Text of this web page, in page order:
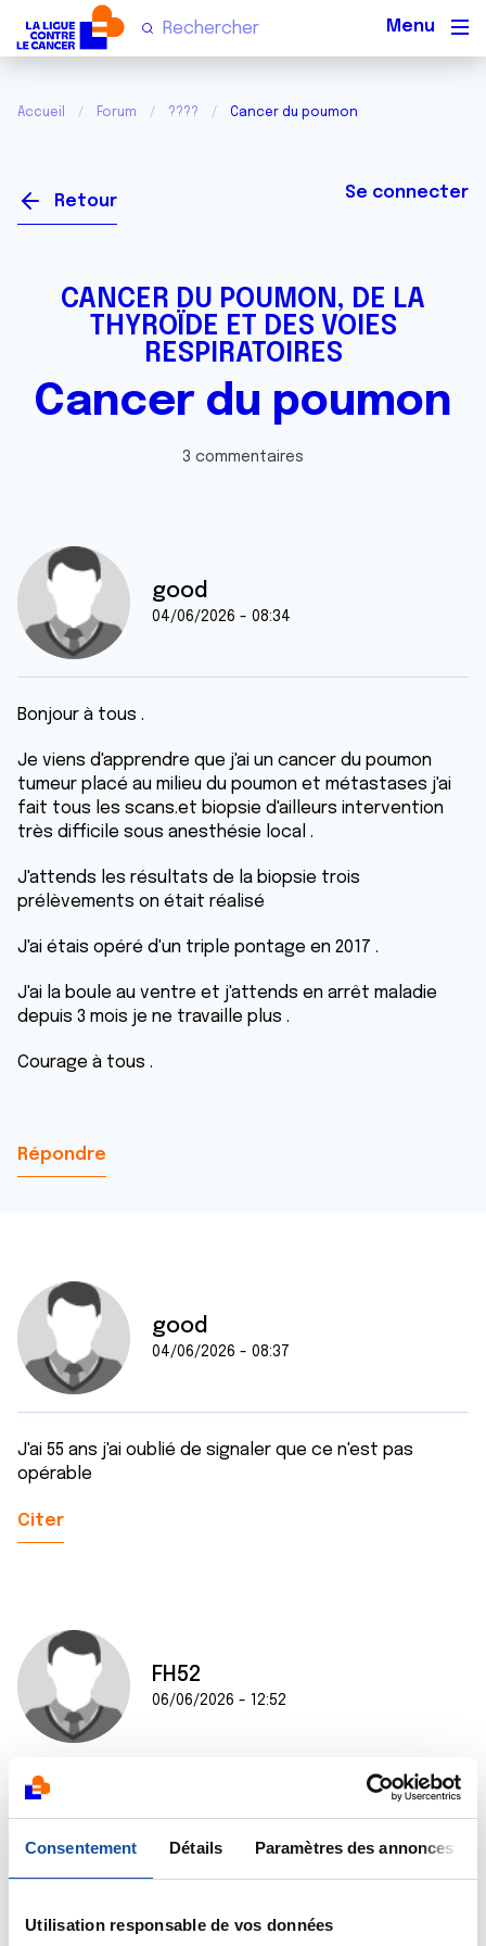
Consentement Détails Paramètres des annonces
Utilisation responsable de vos données
Accueil Forum ???? Cancer du poumon
Retour Se connecter
CANCER DU POUMON, DE LA
THYROÏDE ET DES VOIES
RESPIRATOIRES
Cancer du poumon
3 commentaires
good
04/06/2026 - 08:34
Bonjour à tous .
Je viens d'apprendre que j'ai un cancer du poumon
tumeur placé au milieu du poumon et métastases j'ai
fait tous les scans.et biopsie d'ailleurs intervention
très difficile sous anesthésie local .
J'attends les résultats de la biopsie trois
prélèvements on était réalisé
J'ai étais opéré d'un triple pontage en 2017 .
J'ai la boule au ventre et j'attends en arrêt maladie
depuis 3 mois je ne travaille plus .
Courage à tous .
Répondre
good
04/06/2026 - 08:37
J'ai 55 ans j'ai oublié de signaler que ce n'est pas
opérable
Citer
FH52
06/06/2026 - 12:52
Bonjour,
Je compatis. Mon mari a également un cancer du
Bon courage pour l'attente. Quand ils lanceront le
protocole, ce sera déjà quelque chose de positif,